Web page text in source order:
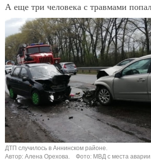
А еще три человека с травмами
ДТП случилось в Аннинском районе.
Автор: Алена Орехова.
Фото: МВД с места